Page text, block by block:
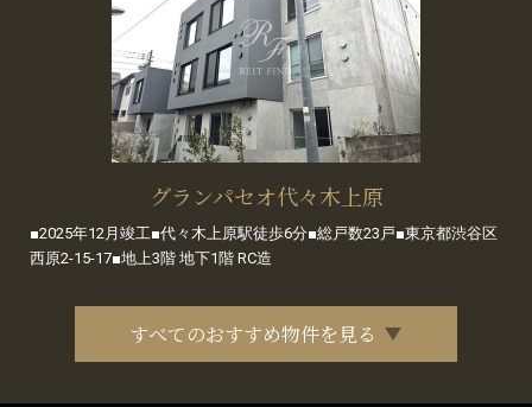
グランパセオ代々木上原
■2025年12月竣工■代々木上原駅徒歩6分■総戸数23戸■東京都渋谷区
西原2-15-17■地上3階 地下1階 RC造
すべてのおすすめ物件を見る